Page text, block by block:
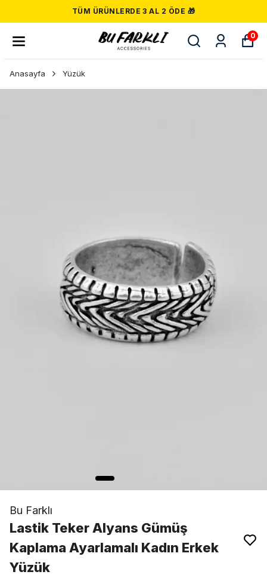
TÜM ÜRÜNLERDE 3 AL 2 ÖDE 🎁
0
Anasayfa Yüzük
Bu Farklı
Lastik Teker Alyans Gümüş
Kaplama Ayarlamalı Kadın Erkek
Yüzük